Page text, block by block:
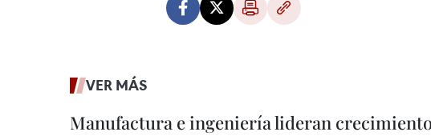
VER MÁS
Manufactura e ingeniería lideran